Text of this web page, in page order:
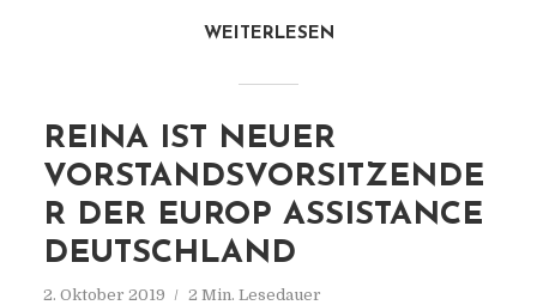
WEITERLESEN
REINA IST NEUER
VORSTANDSVORSITZENDE
R DER EUROP ASSISTANCE
DEUTSCHLAND
2. Oktober 2019 2 Min. Lesedauer